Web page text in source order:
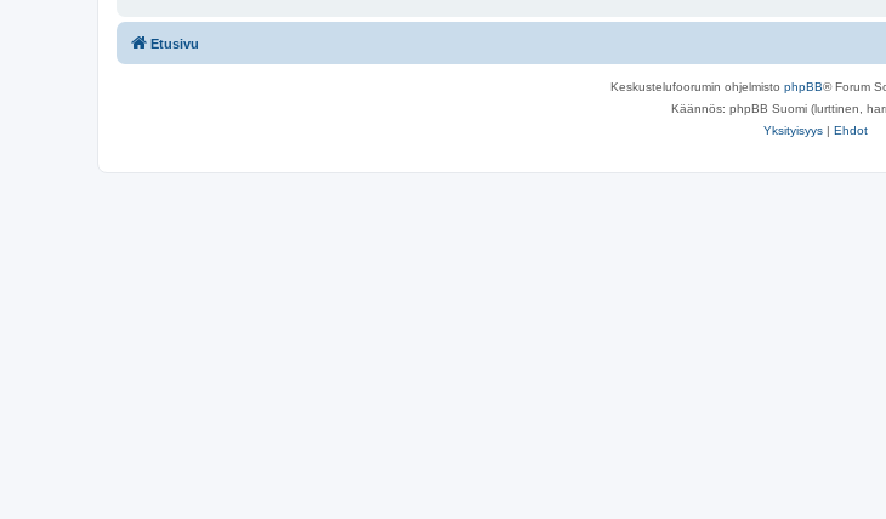
Etusivu
Keskustelufoorumin ohjelmisto phpBB® Forum
Käännös: phpBB Suomi (lurttinen,
Yksityisyys | Ehdot